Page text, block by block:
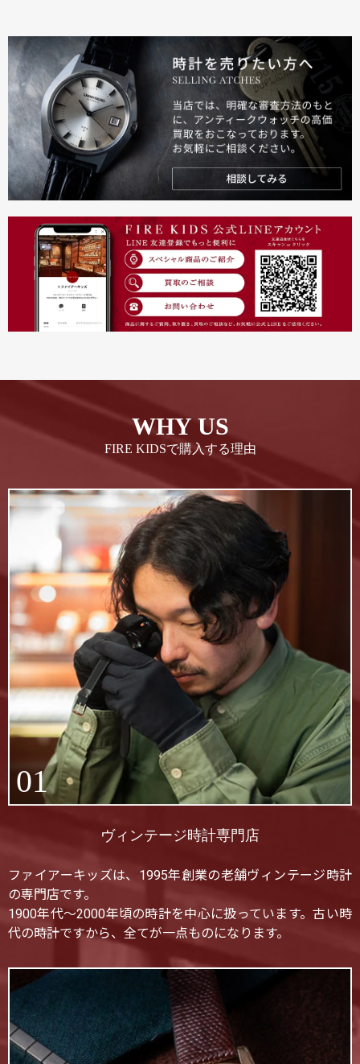
WHY US
FIRE KIDSで購入する理由
01
ヴィンテージ時計専門店
ファイアーキッズは、1995年創業の老舗ヴィンテージ時計
の専門店です。
1900年代〜2000年頃の時計を中心に扱っています。古い時
代の時計ですから、全てが一点ものになります。